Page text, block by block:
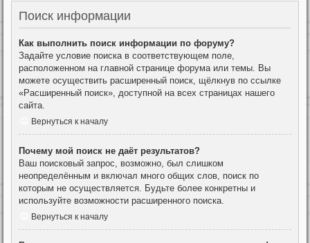
Поиск информации
Как выполнить поиск информации по форуму?
Задайте условие поиска в соответствующем поле,
расположенном на главной странице форума или темы. Вы
можете осуществить расширенный поиск, щёлкнув по ссылке
«Расширенный поиск», доступной на всех страницах нашего
сайта.
Вернуться к началу
Почему мой поиск не даёт результатов?
Ваш поисковый запрос, возможно, был слишком
неопределённым и включал много общих слов, поиск по
которым не осуществляется. Будьте более конкретны и
используйте возможности расширенного поиска.
Вернуться к началу